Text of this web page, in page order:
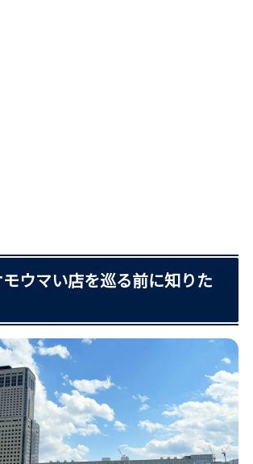
ウマい店を巡る前に知りた